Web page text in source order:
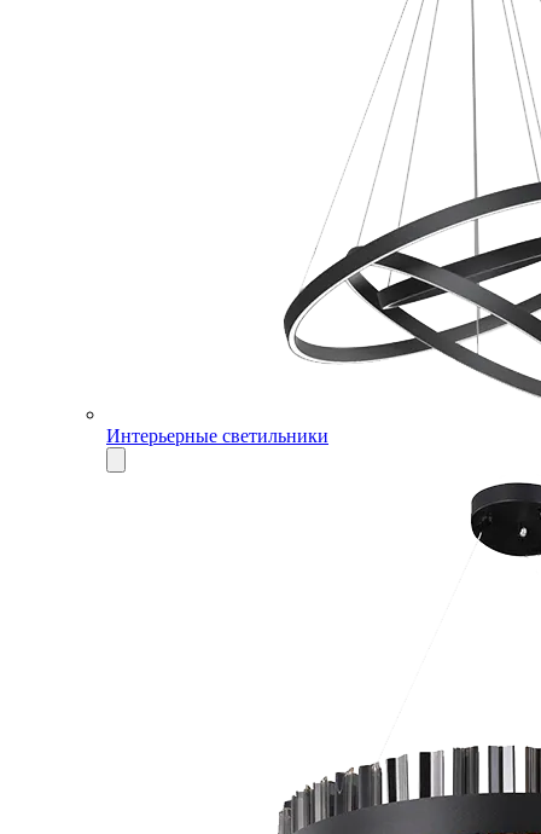
Интерьерные светильники